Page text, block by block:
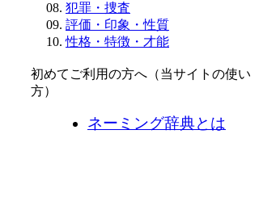
犯罪・捜査
評価・印象・性質
性格・特徴・才能
初めてご利用の方へ（当サイトの使い
方）
ネーミング辞典とは